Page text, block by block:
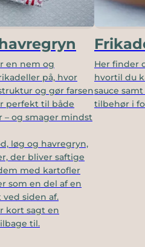
en nem og
på, hvor
og gør farsen
perfekt til både
– og smager mindst
løg og havregryn,
der bliver saftige
med kartofler
som en del af en
siden af.
kort sagt en
til.
Her finder
hvortil du
sauce
tilbehør i